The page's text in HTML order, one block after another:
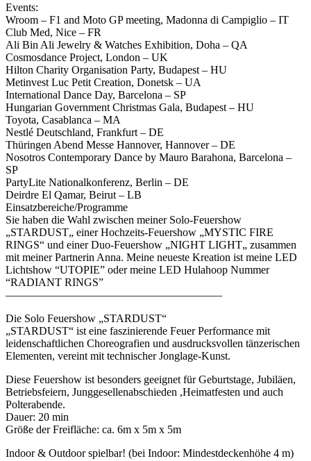
Events:
Wroom – F1 and Moto GP meeting, Madonna di Campiglio – IT
Club Med, Nice – FR
Ali Bin Ali Jewelry & Watches Exhibition, Doha – QA
Cosmosdance Project, London – UK
Hilton Charity Organisation Party, Budapest – HU
Metinvest Luc Petit Creation, Donetsk – UA
International Dance Day, Barcelona – SP
Hungarian Government Christmas Gala, Budapest – HU
Toyota, Casablanca – MA
Nestlé Deutschland, Frankfurt – DE
Thüringen Abend Messe Hannover, Hannover – DE
Nosotros Contemporary Dance by Mauro Barahona, Barcelona –
SP
PartyLite Nationalkonferenz, Berlin – DE
Deirdre El Qamar, Beirut – LB
Einsatzbereiche/Programme
Sie haben die Wahl zwischen meiner Solo-Feuershow
„STARDUST„ einer Hochzeits-Feuershow „MYSTIC FIRE
RINGS“ und einer Duo-Feuershow „NIGHT LIGHT„ zusammen
mit meiner Partnerin Anna. Meine neueste Kreation ist meine LED
Lichtshow “UTOPIE” oder meine LED Hulahoop Nummer
“RADIANT RINGS”
———————————————————–
Die Solo Feuershow „STARDUST“
„STARDUST“ ist eine faszinierende Feuer Performance mit
leidenschaftlichen Choreografien und ausdrucksvollen tänzerischen
Elementen, vereint mit technischer Jonglage-Kunst.
Diese Feuershow ist besonders geeignet für Geburtstage, Jubiläen,
Betriebsfeiern, Junggesellenabschieden ,Heimatfesten und auch
Polterabende.
Dauer: 20 min
Größe der Freifläche: ca. 6m x 5m x 5m
Indoor & Outdoor spielbar! (bei Indoor: Mindestdeckenhöhe 4 m)